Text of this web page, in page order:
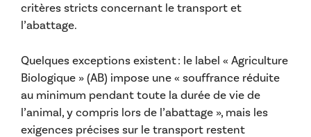
critères stricts concernant le transport et
l’abattage.
Quelques exceptions existent : le label « Agriculture
Biologique » (AB) impose une « souffrance réduite
au minimum pendant toute la durée de vie de
l’animal, y compris lors de l’abattage », mais les
exigences précises sur le transport restent